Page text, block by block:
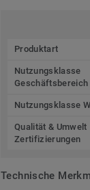
Produktart
Nutzungsklasse
Geschäftsbereich
Nutzungsklasse
Qualität & Umwelt
Zertifizierungen
Technische